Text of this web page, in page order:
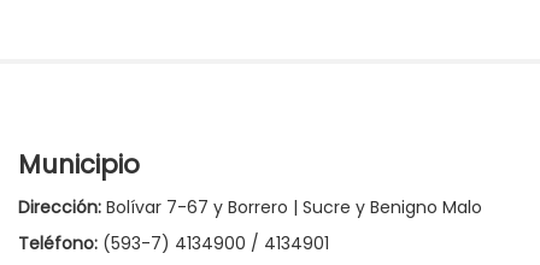
Municipio
Dirección: Bolívar 7-67 y Borrero | Sucre y Benigno Malo
Teléfono: (593-7) 4134900 / 4134901